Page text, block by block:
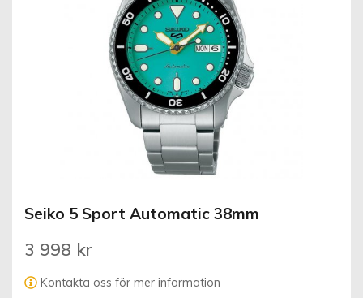
Seiko 5 Sport Automatic 38mm
3 998 kr
Kontakta oss för mer information